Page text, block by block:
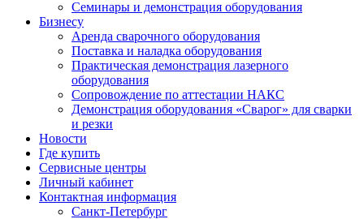
Семинары и демонстрация оборудования
Бизнесу
Аренда сварочного оборудования
Поставка и наладка оборудования
Практическая демонстрация лазерного
оборудования
Сопровождение по аттестации НАКС
Демонстрация оборудования «Сварог» для сварки
и резки
Новости
Где купить
Сервисные центры
Личный кабинет
Контактная информация
Санкт-Петербург